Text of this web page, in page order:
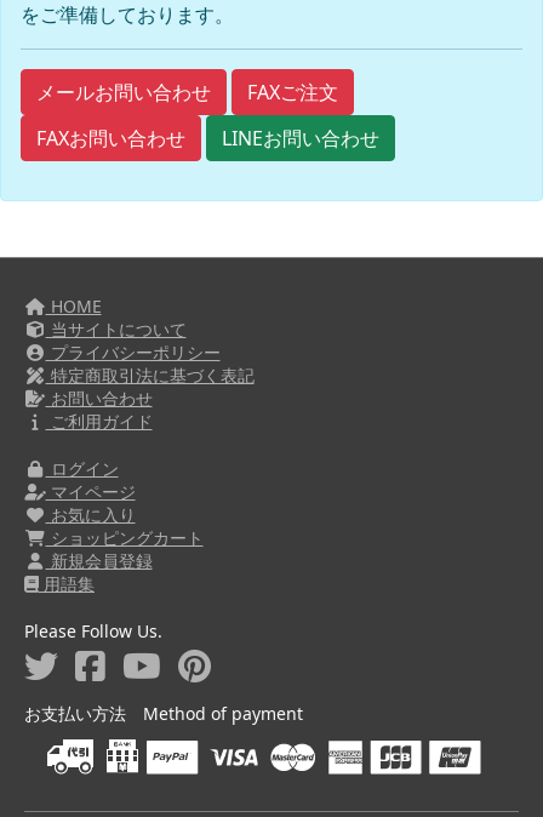
をご準備しております。
メールお問い合わせ
FAXご注文
FAXお問い合わせ
LINEお問い合わせ
HOME
当サイトについて
プライバシーポリシー
特定商取引法に基づく表記
お問い合わせ
ご利用ガイド
ログイン
マイページ
お気に入り
ショッピングカート
新規会員登録
用語集
Please Follow Us.
お支払い方法 Method of payment